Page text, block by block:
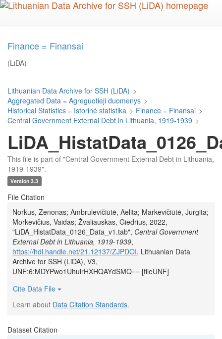
Skip
Finance = Finansai
(LiDA)
Lithuanian Data Archive for SSH (LiDA) >
Aggregated Data = Agreguotieji duomenys >
Historical Statistics = Istorinė statistika > Finance = Finansai >
Central Government External Debt in Lithuania, 1919-1939 >
This file is part of "Central Government External Debt in Lithuania,
1919-1939".
Version 3.3
File Citation
Norkus, Zenonas; Ambrulevičiūtė, Aelita; Markevičiūtė, Jurgita;
Morkevičius, Vaidas; Žvaliauskas, Giedrius, 2022,
"LiDA_HistatData_0126_Data_v1.tab", Central Government
External Debt in Lithuania, 1919-1939,
https://hdl.handle.net/21.12137/ZJPDOI, Lithuanian Data
Archive for SSH (LiDA), V3,
UNF:6:MDYPwo1UhuirHXHQAYdSMQ== [fileUNF]
Cite Data File
Learn about Data Citation Standards.
Dataset Citation